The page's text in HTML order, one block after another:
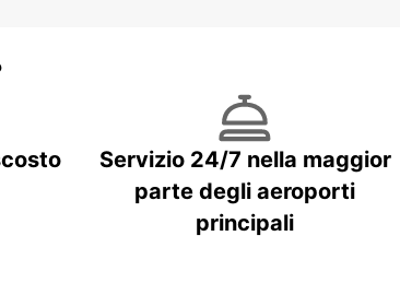
Servizio 24/7 nella maggior
parte degli aeroporti
principali